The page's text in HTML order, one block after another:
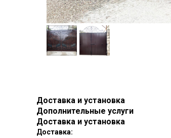
Доставка и установка
Дополнительные услуги
Доставка и установка
Доставка: